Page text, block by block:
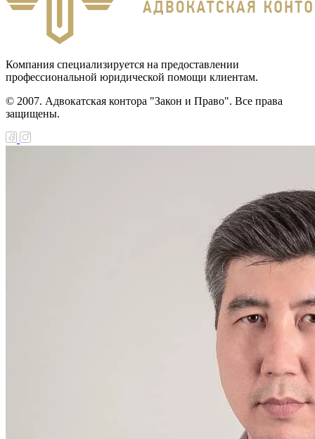
Компания специализируется на предоставлении
профессиональной юридической помощи клиентам.
© 2007. Адвокатская контора "Закон и Право". Все права
защищены.